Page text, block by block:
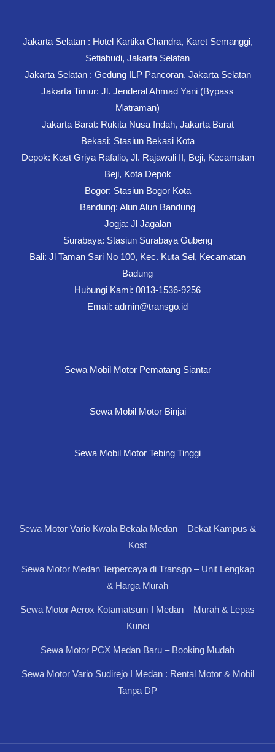
Jakarta Selatan : Hotel Kartika Chandra, Karet Semanggi,
Setiabudi, Jakarta Selatan
Jakarta Selatan : Gedung ILP Pancoran, Jakarta Selatan
Jakarta Timur: Jl. Jenderal Ahmad Yani (Bypass
Matraman)
Jakarta Barat: Rukita Nusa Indah, Jakarta Barat
Bekasi: Stasiun Bekasi Kota
Depok: Kost Griya Rafalio, Jl. Rajawali II, Beji, Kecamatan
Beji, Kota Depok
Bogor: Stasiun Bogor Kota
Bandung: Alun Alun Bandung
Jogja: Jl Jagalan
Surabaya: Stasiun Surabaya Gubeng
Bali: Jl Taman Sari No 100, Kec. Kuta Sel, Kecamatan
Badung
Hubungi Kami: 0813-1536-9256
Email: admin@transgo.id
Sewa Mobil Motor Pematang Siantar
Sewa Mobil Motor Binjai
Sewa Mobil Motor Tebing Tinggi
Sewa Motor Vario Kwala Bekala Medan – Dekat Kampus &
Kost
Sewa Motor Medan Terpercaya di Transgo – Unit Lengkap
& Harga Murah
Sewa Motor Aerox Kotamatsum I Medan – Murah & Lepas
Kunci
Sewa Motor PCX Medan Baru – Booking Mudah
Sewa Motor Vario Sudirejo I Medan : Rental Motor & Mobil
Tanpa DP